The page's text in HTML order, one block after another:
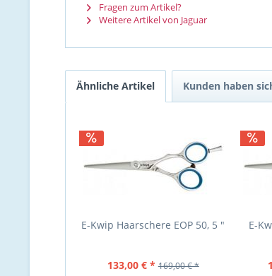
Fragen zum Artikel?
Weitere Artikel von Jaguar
Ähnliche Artikel Kunden haben
E-Kwip Haarschere EOP 50, 5 "
133,00 € * 169,00 € *
E-